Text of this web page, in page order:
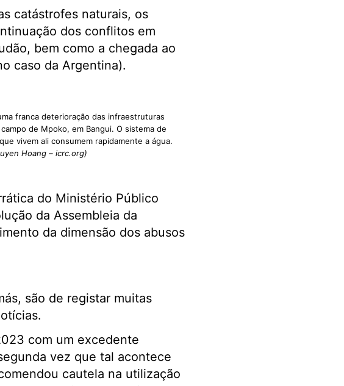
catástrofes naturais, os
dos conflitos em
bem como a chegada ao
caso da Argentina).
franca deterioração das infraestruturas
de Mpoko, em Bangui. O sistema de
vivem ali consumem rapidamente a água.
Hoang – icrc.org)
do Ministério Público
da Assembleia da
da dimensão dos abusos
são de registar muitas
com um excedente
vez que tal acontece
cautela na utilização